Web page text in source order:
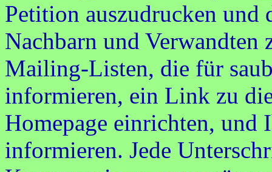
Petition auszudrucken und
Nachbarn und Verwandten
Mailing-Listen, die für
informieren, ein Link zu
Homepage einrichten, und
informieren. Jede